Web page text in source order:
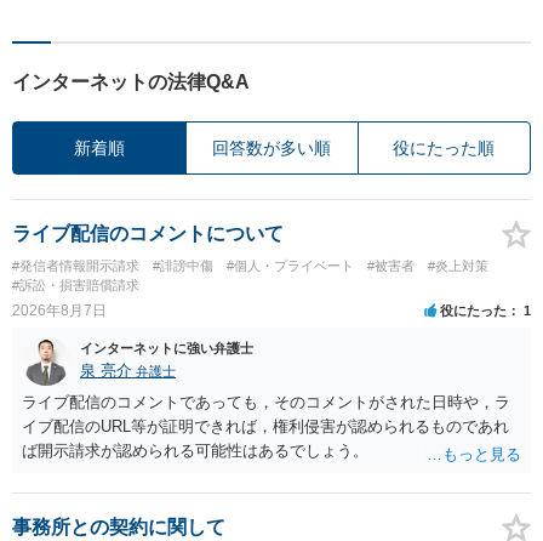
インターネットの法律Q&A
新着順 回答数が多い順 役にたった順
ライブ配信のコメントについて
#発信者情報開示請求 #誹謗中傷 #個人・プライベート #被害者
#炎上対策
#訴訟・損害賠償請求
2026年8月7日 役にたった 1
インターネットに強い弁護士
泉 亮介 弁護士
ライブ配信のコメントであっても，そのコメントがされた日時や，ラ
イブ配信のURL等が証明できれば，権利侵害が認められるものであれ
ば開示請求が認められる可能性はあるでしょう。
事務所との契約に関して